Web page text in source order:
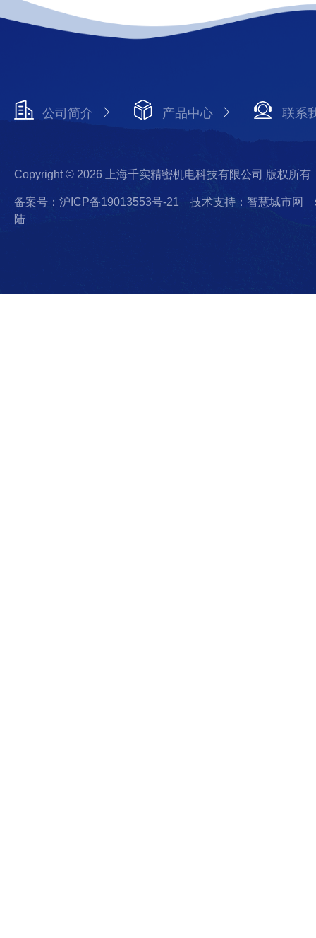
公司简介 产品中心 联系
Copyright © 2026 上海千实精密机电科技有限公司 版权所有
备案号：沪ICP备19013553号-21 技术支持：智慧城市网
陆